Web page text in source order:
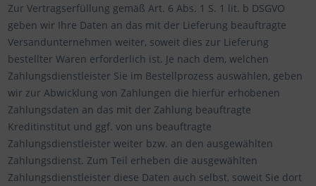
Zur Vertragserfüllung gemäß Art. 6 Abs. 1 S. 1 lit. b DSGVO
geben wir Ihre Daten an das mit der Lieferung beauftragte
Versandunternehmen weiter, soweit dies zur Lieferung
bestellter Waren erforderlich ist. Je nach dem, welchen
Zahlungsdienstleister Sie im Bestellprozess auswählen, geben
wir zur Abwicklung von Zahlungen die hierfür erhobenen
Zahlungsdaten an das mit der Zahlung beauftragte
Kreditinstitut und ggf. von uns beauftragte
Zahlungsdienstleister weiter bzw. an den ausgewählten
Zahlungsdienst. Zum Teil erheben die ausgewählten
Zahlungsdienstleister diese Daten auch selbst, soweit Sie dort